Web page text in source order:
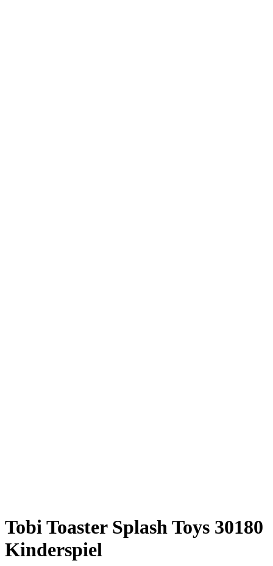
Tobi Toaster Splash Toys 30180
Kinderspiel